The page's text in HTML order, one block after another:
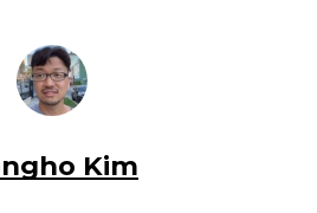
Kim